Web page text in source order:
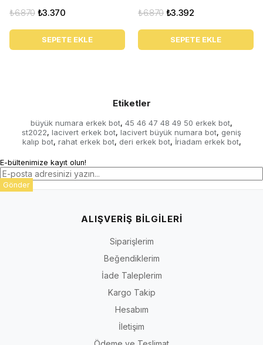
₺3.370
₺6.870
SEPETE EKLE
₺3.392
₺6.870
SEPETE EKLE
Etiketler
büyük numara erkek bot, 45 46 47 48 49 50 erkek bot,
st2022, lacivert erkek bot, lacivert büyük numara bot, geniş
kalıp bot, rahat erkek bot, deri erkek bot, İriadam erkek bot,
E-bültenimize kayıt olun!
Gönder
ALIŞVERİŞ BİLGİLERİ
Siparişlerim
Beğendiklerim
İade Taleplerim
Kargo Takip
Hesabım
İletişim